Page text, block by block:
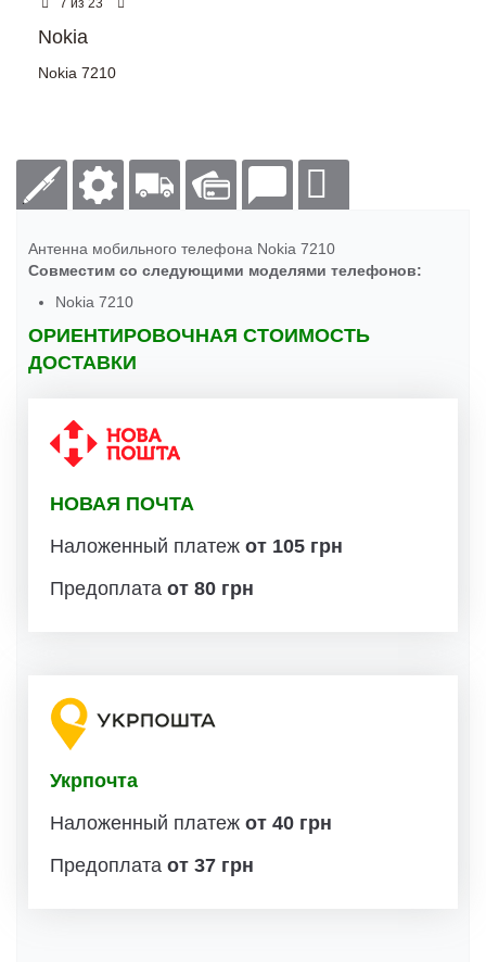
7 23
Nokia
Nokia 7210
Антенна мобильного телефона Nokia 7210
Совместим со следующими моделями телефонов:
Nokia 7210
ОРИЕНТИРОВОЧНАЯ СТОИМОСТЬ
ДОСТАВКИ
НОВАЯ ПОЧТА
Наложенный платеж от 105 грн
Предоплата от 80 грн
Укрпочта
Наложенный платеж от 40 грн
Предоплата от 37 грн